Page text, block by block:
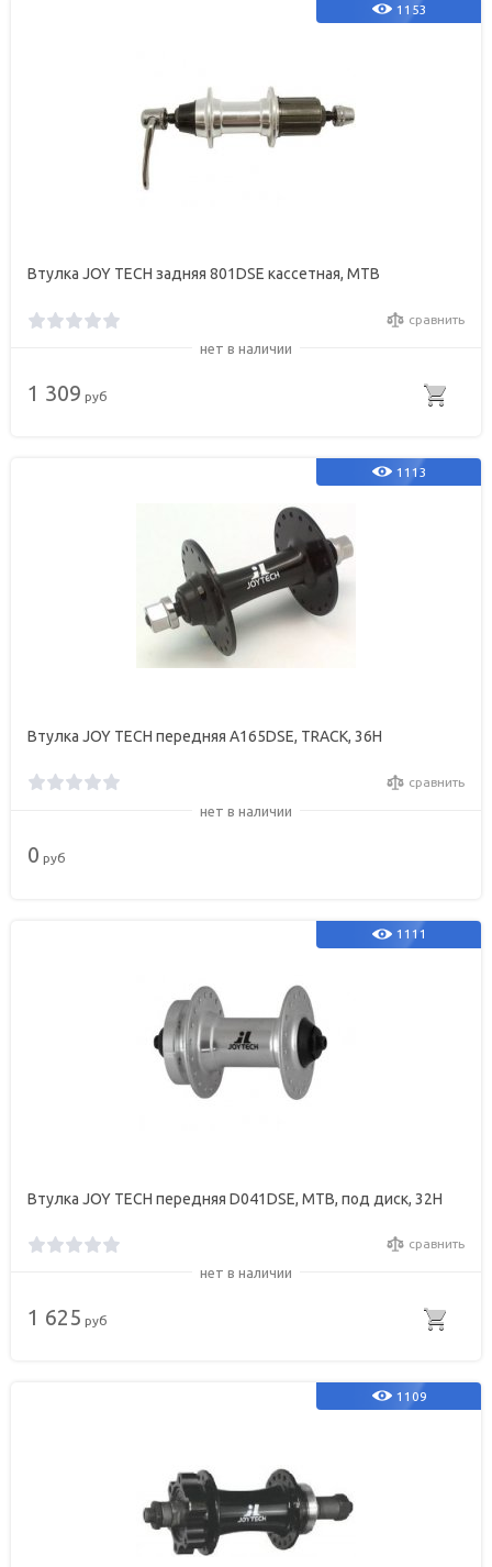
1153
Втулка JOY TECH задняя 801DSE кассетная, МТВ
сравнить
нет в наличии
1 309 руб
1113
Втулка JOY TECH передняя A165DSE, TRACK, 36Н
сравнить
нет в наличии
0 руб
1111
Втулка JOY TECH передняя D041DSE, МТВ, под диск, 32Н
сравнить
нет в наличии
1 625 руб
1109